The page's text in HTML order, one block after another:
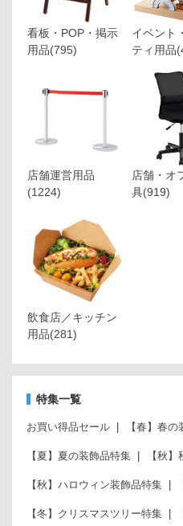
看板・POP・掲示
用品(795)
イベント
ティ用品
店舗運営用品
(1224)
店舗・オ
具(919)
飲食店／キッチン
用品(281)
特集一覧
お買い得品セール 【春】春
【夏】夏の装飾品特集 【秋
【秋】ハロウィン装飾品特集
【冬】クリスマスツリー特集